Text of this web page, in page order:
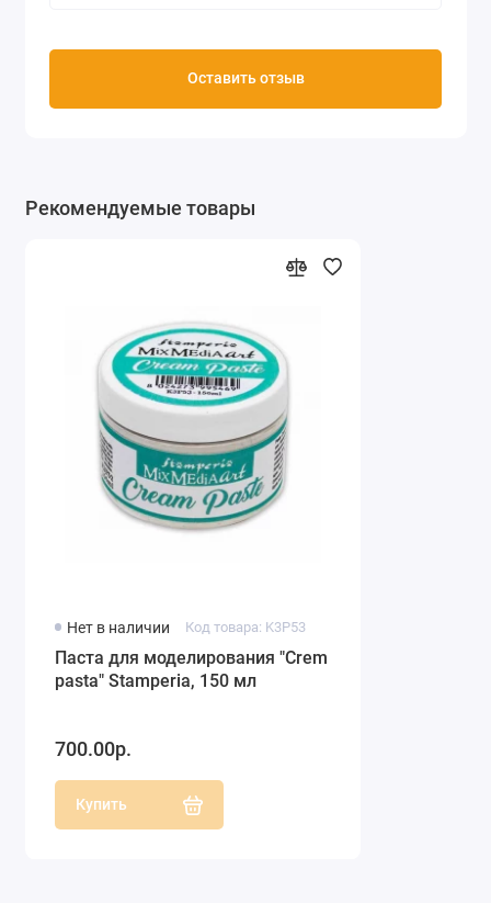
Оставить отзыв
Рекомендуемые товары
Нет в наличии Код товара: K3P53
Паста для моделирования "Crеm
pasta" Stamperia, 150 мл
700.00р.
Купить